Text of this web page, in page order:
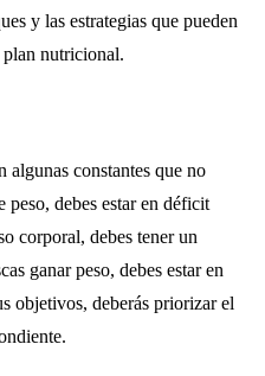
y las estrategias que pueden
nutricional.
constantes que no
peso, debes estar en déficit
corporal, debes tener un
ganar peso, debes estar en
objetivos, deberás priorizar el